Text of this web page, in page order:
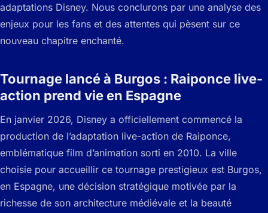
adaptations Disney. Nous conclurons par une analyse des
enjeux pour les fans et des attentes qui pèsent sur ce
nouveau chapitre enchanté.
Tournage lancé à Burgos : Raiponce live-
action prend vie en Espagne
En janvier 2026, Disney a officiellement commencé la
production de l’adaptation live-action de Raiponce,
emblématique film d’animation sorti en 2010. La ville
choisie pour accueillir ce tournage prestigieux est Burgos,
en Espagne, une décision stratégique motivée par la
richesse de son architecture médiévale et la beauté